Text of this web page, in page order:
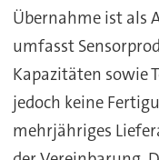
Übernahme ist als
umfasst
Kapazitäten sowie
jedoch keine
mehrjähriges